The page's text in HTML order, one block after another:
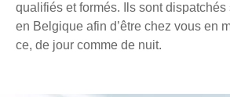
qualifiés et formés. Ils sont
en Belgique afin d’être chez vous en
ce, de jour comme de nuit.